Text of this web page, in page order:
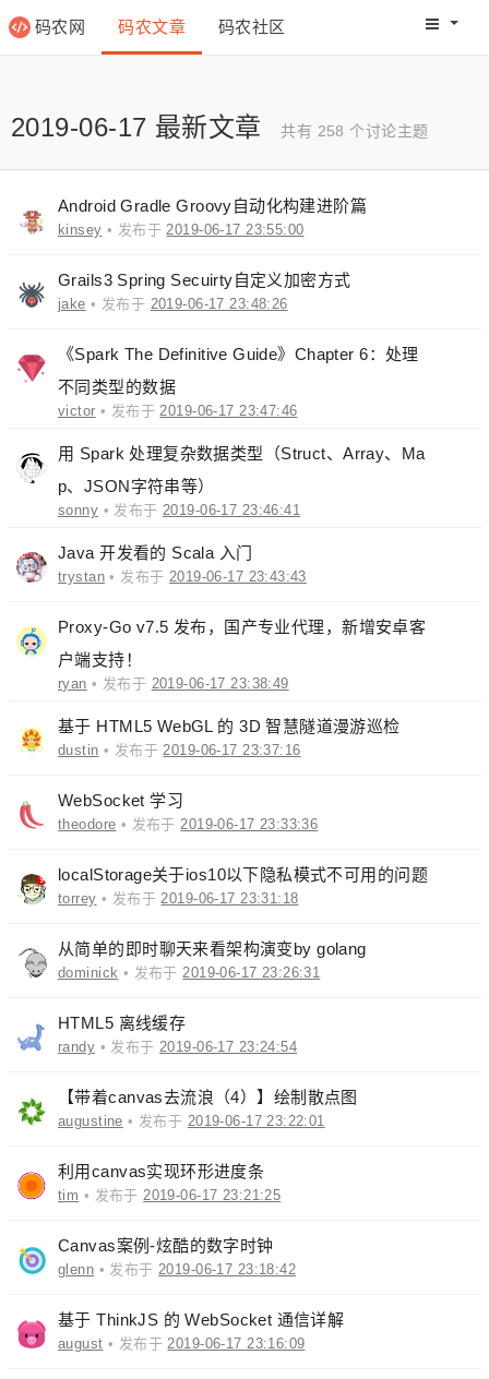
码农网 码农文章 码农社区 码农网
2019-06-17 最新文章 共有 258 个讨论主题
Android Gradle Groovy自动化构建进阶篇
kinsey • 发布于2019-06-17 23:55:00
Grails3 Spring Secuirty自定义加密方式
jake • 发布于 2019-06-17 23:48:26
《Spark The Definitive Guide》Chapter 6：处理
不同类型的数据
victor • 发布于2019-06-17 23:47:46
用 Spark 处理复杂数据类型（Struct、Array、Ma
p、JSON字符串等）
sonny • 发布于2019-06-17 23:46:41
Java 开发看的 Scala 入门
trystan • 发布于 2019-06-17 23:43:43
Proxy-Go v7.5 发布，国产专业代理，新增安卓客
户端支持！
ryan • 发布于 2019-06-17 23:38:49
基于 HTML5 WebGL 的 3D 智慧隧道漫游巡检
dustin • 发布于2019-06-17 23:37:16
WebSocket 学习
theodore • 发布于2019-06-17 23:33:36
localStorage关于ios10以下隐私模式不可用的问题
torrey • 发布于2019-06-17 23:31:18
从简单的即时聊天来看架构演变by golang
dominick • 发布于2019-06-17 23:26:31
HTML5 离线缓存
randy • 发布于2019-06-17 23:24:54
【带着canvas去流浪（4）】绘制散点图
augustine • 发布于 2019-06-17 23:22:01
利用canvas实现环形进度条
tim • 发布于2019-06-17 23:21:25
Canvas案例-炫酷的数字时钟
glenn • 发布于2019-06-17 23:18:42
基于 ThinkJS 的 WebSocket 通信详解
august • 发布于2019-06-17 23:16:09